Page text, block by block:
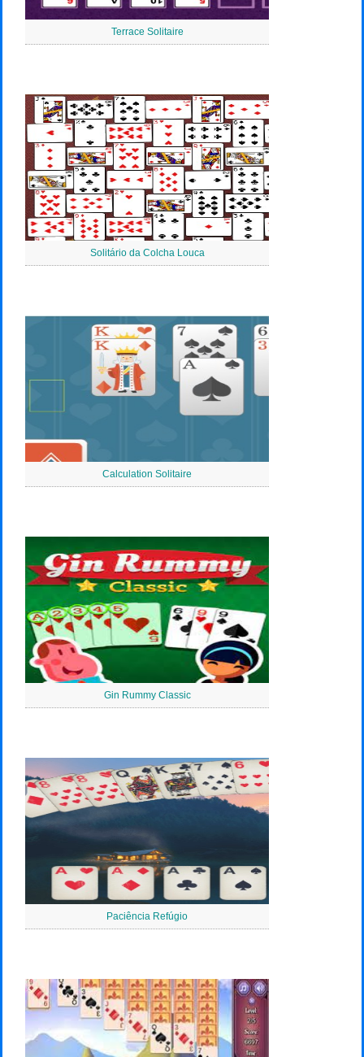
Terrace Solitaire
Solitário da Colcha Louca
Calculation Solitaire
Gin Rummy Classic
Paciência Refúgio